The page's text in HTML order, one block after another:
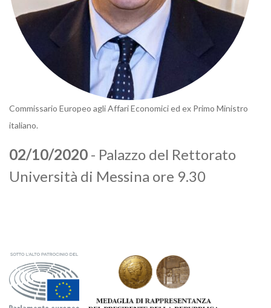
Commissario Europeo agli Affari Economici ed ex Primo Ministro
italiano.
02/10/2020 - Palazzo del Rettorato
Università di Messina ore 9.30